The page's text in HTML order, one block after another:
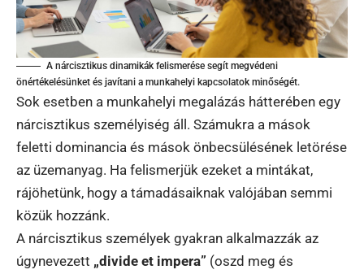
A nárcisztikus dinamikák felismerése segít megvédeni
önértékelésünket és javítani a munkahelyi kapcsolatok minőségét.
Sok esetben a munkahelyi megalázás hátterében egy
nárcisztikus személyiség áll. Számukra a mások
feletti dominancia és mások önbecsülésének letörése
az üzemanyag. Ha felismerjük ezeket a mintákat,
rájöhetünk, hogy a támadásaiknak valójában semmi
közük hozzánk.
A nárcisztikus személyek gyakran alkalmazzák az
úgynevezett „divide et impera” (oszd meg és